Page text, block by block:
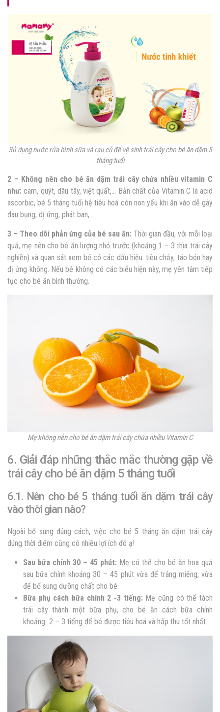
Sử dụng nước rửa bình sữa và rau củ để vệ sinh trái cây cho bé ăn dặm 5
tháng tuổi
2 – Không nên cho bé ăn dặm trái cây chứa nhiều vitamin C
như: cam, quýt, dâu tây, việt quất,… Bản chất của Vitamin C là acid
ascorbic, bé 5 tháng tuổi hệ tiêu hoá còn non yếu khi ăn vào dễ gây
đau bụng, dị ứng, phát ban,…
3 – Theo dõi phản ứng của bé sau ăn: Thời gian đầu, với mỗi loại
quả, mẹ nên cho bé ăn lượng nhỏ trước (khoảng 1 – 3 thìa trái cây
nghiền) và quan sát xem bé có các dấu hiệu: tiêu chảy, táo bón hay
dị ứng không. Nếu bé không có các biểu hiện này, mẹ yên tâm tiếp
tục cho bé ăn bình thường.
Mẹ không nên cho bé ăn dặm trái cây chứa nhiều Vitamin C
6. Giải đáp những thắc mắc thường gặp về
trái cây cho bé ăn dặm 5 tháng tuổi
6.1. Nên cho bé 5 tháng tuổi ăn dặm trái cây
vào thời gian nào?
Ngoài bổ sung đúng cách, việc cho bé 5 tháng ăn dặm trái cây
đúng thời điểm cũng có nhiều lợi ích đó ạ!
Sau bữa chính 30 – 45 phút: Mẹ có thể cho bé ăn hoa quả
sau bữa chính khoảng 30 – 45 phút vừa để tráng miệng, vừa
để bổ sung dưỡng chất cho bé.
Bữa phụ cách bữa chính 2 -3 tiếng: Mẹ cũng có thể tách
trái cây thành một bữa phụ, cho bé ăn cách bữa chính
khoảng 2 – 3 tiếng để bé được tiêu hoá và hấp thu tốt nhất.